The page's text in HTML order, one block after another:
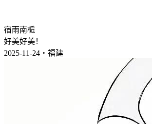
宿雨南栀
好美好美！
2025-11-24・福建